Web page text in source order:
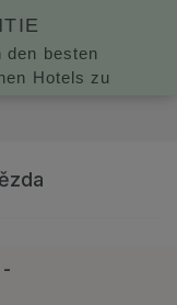
den besten
Hotels zu
-